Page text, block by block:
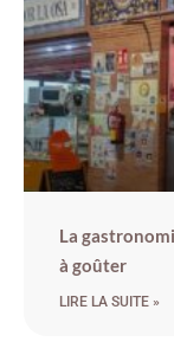
La
à goûter
LIRE LA SUITE »